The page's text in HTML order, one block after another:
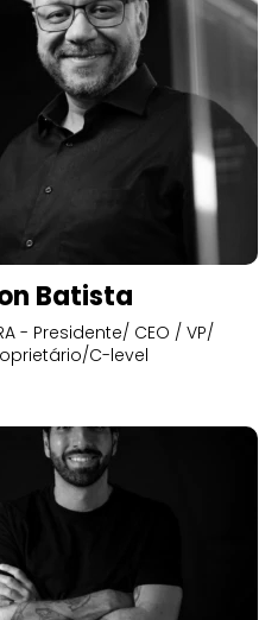
Batista
- Presidente/ CEO / VP/
C-level